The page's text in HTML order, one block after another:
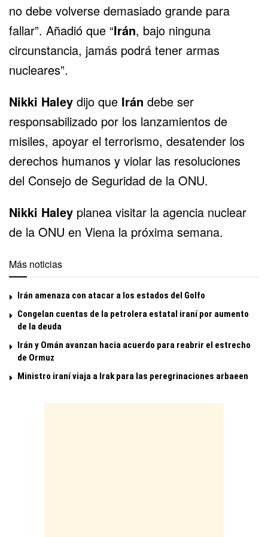
no debe volverse demasiado grande para
fallar”. Añadió que “Irán, bajo ninguna
circunstancia, jamás podrá tener armas
nucleares”.
Nikki Haley dijo que Irán debe ser
responsabilizado por los lanzamientos de
misiles, apoyar el terrorismo, desatender los
derechos humanos y violar las resoluciones
del Consejo de Seguridad de la ONU.
Nikki Haley planea visitar la agencia nuclear
de la ONU en Viena la próxima semana.
Más noticias
Irán amenaza con atacar a los estados del Golfo
Congelan cuentas de la petrolera estatal iraní por aumento
de la deuda
Irán y Omán avanzan hacia acuerdo para reabrir el estrecho
de Ormuz
Ministro iraní viaja a Irak para las peregrinaciones arbaeen